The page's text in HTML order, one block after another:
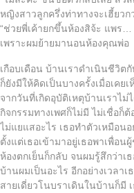
หญิงสาวลูกครึ่งท่าทางจะเฮี้ยวก
“ช่วยพี่เค้ายกขึ้นห้องสิจ้ะ แพร…
เพราะผมย้ายมานอนห้องคุณพ่อ
เกือบเดือน บ้านเราดำเนินชีวิต
ก็ยังมีให้คิดเป็นบางครั้งเมื่อเค
จากวันที่เกิดอุบัติเหตุบ้านเราไ
กิจกรรมทางเพศก็ไม่มี ไม่เชื่อก็
ไม่แยแสอะไร เธอทำตัวเหมือ
ตั้งแต่เธอเข้ามาอยู่เธอพาเพื่อ
ห้องตกเย็นก็กลับ จนผมรู้สึกว่าเ
บ้านผมเป็นอะไร อีกอย่างเวลา
สายเดี่ยวโนบราเดินในบ้านก็มี